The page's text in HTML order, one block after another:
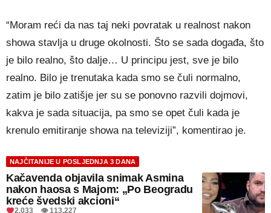
“Moram reći da nas taj neki povratak u realnost nakon
showa stavlja u druge okolnosti. Što se sada događa, što
je bilo realno, što dalje… U principu jest, sve je bilo
realno. Bilo je trenutaka kada smo se čuli normalno,
zatim je bilo zatišje jer su se ponovno razvili dojmovi,
kakva je sada situacija, pa smo se opet čuli kada je
krenulo emitiranje showa na televiziji”, komentirao je.
NAJČITANIJE U POSLJEDNJA 3 DANA
Kačavenda objavila snimak Asmina
nakon haosa s Majom: „Po Beogradu
kreće švedski akcioni“
2.033 👁 113.227